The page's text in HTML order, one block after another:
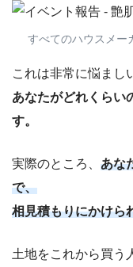
すべてのハウスメー
これは非常に悩まし
あなたがどれくらい
す。
実際のところ、 あな
で、
相見積もりにかけら
土地をこれから買う